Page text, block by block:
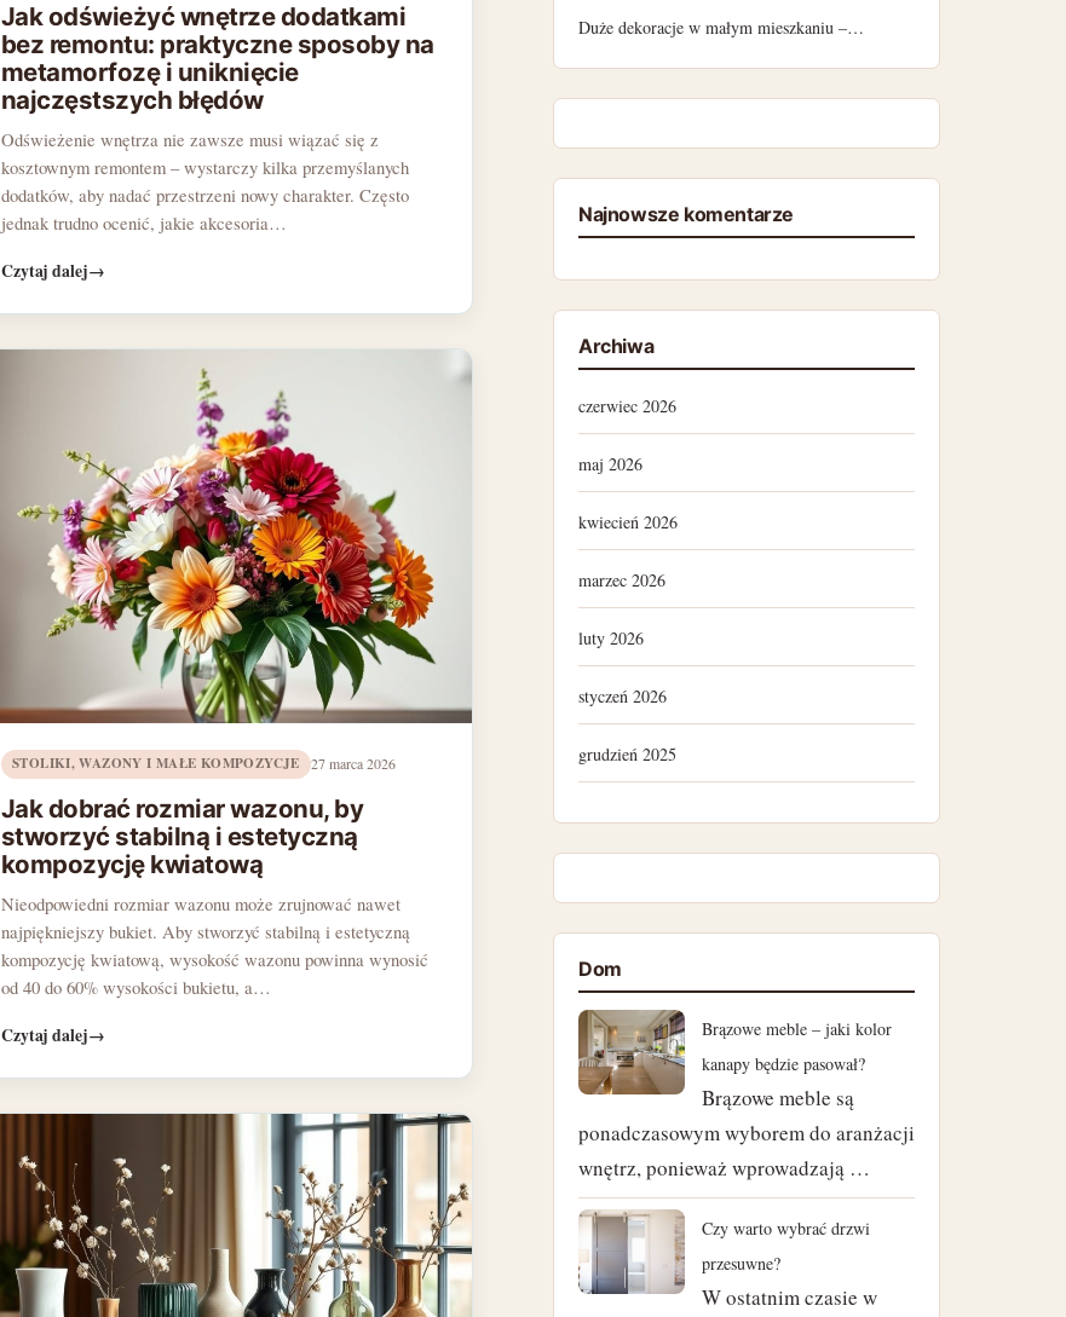
Jak odświeżyć wnętrze dodatkami
bez remontu: praktyczne sposoby na
metamorfozę i uniknięcie
najczęstszych błędów
Odświeżenie wnętrza nie zawsze musi wiązać się z
kosztownym remontem – wystarczy kilka przemyślanych
dodatków, aby nadać przestrzeni nowy charakter. Często
jednak trudno ocenić, jakie akcesoria…
Czytaj dalej→
STOLIKI, WAZONY I MAŁE KOMPOZYCJE 27 marca 2026
Jak dobrać rozmiar wazonu, by
stworzyć stabilną i estetyczną
kompozycję kwiatową
Nieodpowiedni rozmiar wazonu może zrujnować nawet
najpiękniejszy bukiet. Aby stworzyć stabilną i estetyczną
kompozycję kwiatową, wysokość wazonu powinna wynosić
od 40 do 60% wysokości bukietu, a…
Czytaj dalej→
Duże dekoracje w małym mieszkaniu –…
Najnowsze komentarze
Archiwa
czerwiec 2026
maj 2026
kwiecień 2026
marzec 2026
luty 2026
styczeń 2026
grudzień 2025
listopad 2024
październik 2024
wrzesień 2024
sierpień 2024
lipiec 2024
czerwiec 2024
maj 2024
Dom
Brązowe meble – jaki kolor
kanapy będzie pasował?
Brązowe meble są
ponadczasowym wyborem do aranżacji
wnętrz, ponieważ wprowadzają …
Czy warto wybrać drzwi
przesuwne?
W ostatnim czasie w